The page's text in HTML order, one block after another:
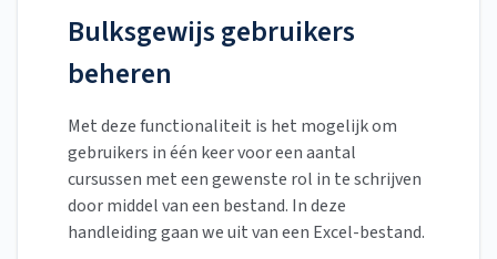
Bulksgewijs gebruikers
beheren
Met deze functionaliteit is het mogelijk om
gebruikers in één keer voor een aantal
cursussen met een gewenste rol in te schrijven
door middel van een bestand. In deze
handleiding gaan we uit van een Excel-bestand.